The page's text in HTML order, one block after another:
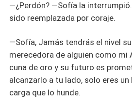
—¿Perdón? —Sofía la
sido reemplazada por coraje.
—Sofía, Jamás tendrás el nivel
merecedora de alguien como mi
cuna de oro y su futuro es
alcanzarlo a tu lado, solo eres un
carga que lo hunde.